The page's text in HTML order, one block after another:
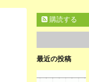
購読する
最近の投稿